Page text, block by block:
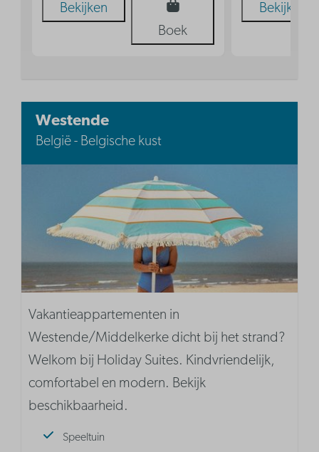
Bekijken
Boek
Bekijken
Westende
België - Belgische kust
Vakantieappartementen in
Westende/Middelkerke dicht bij het strand?
Welkom bij Holiday Suites. Kindvriendelijk,
comfortabel en modern. Bekijk
beschikbaarheid.
Speeltuin